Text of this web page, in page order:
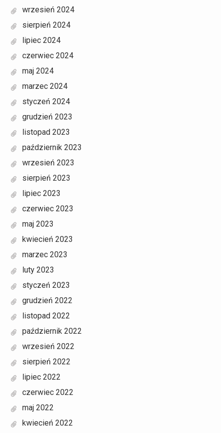
wrzesień 2024
sierpień 2024
lipiec 2024
czerwiec 2024
maj 2024
marzec 2024
styczeń 2024
grudzień 2023
listopad 2023
październik 2023
wrzesień 2023
sierpień 2023
lipiec 2023
czerwiec 2023
maj 2023
kwiecień 2023
marzec 2023
luty 2023
styczeń 2023
grudzień 2022
listopad 2022
październik 2022
wrzesień 2022
sierpień 2022
lipiec 2022
czerwiec 2022
maj 2022
kwiecień 2022